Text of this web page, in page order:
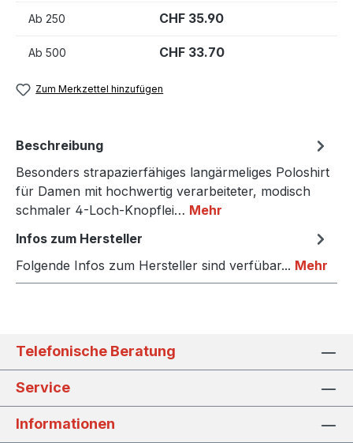
Ab 250 CHF 35.90
Ab 500 CHF 33.70
Zum Merkzettel hinzufügen
Beschreibung
Besonders strapazierfähiges langärmeliges Poloshirt
für Damen mit hochwertig verarbeiteter, modisch
schmaler 4-Loch-Knopflei… Mehr
Infos zum Hersteller
Folgende Infos zum Hersteller sind verfübar... Mehr
Telefonische Beratung
Service
Informationen